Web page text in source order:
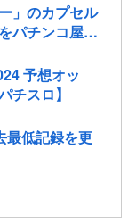
」のカプセル
パチンコ屋に
予想オッ
チスロ】
最低記録を更